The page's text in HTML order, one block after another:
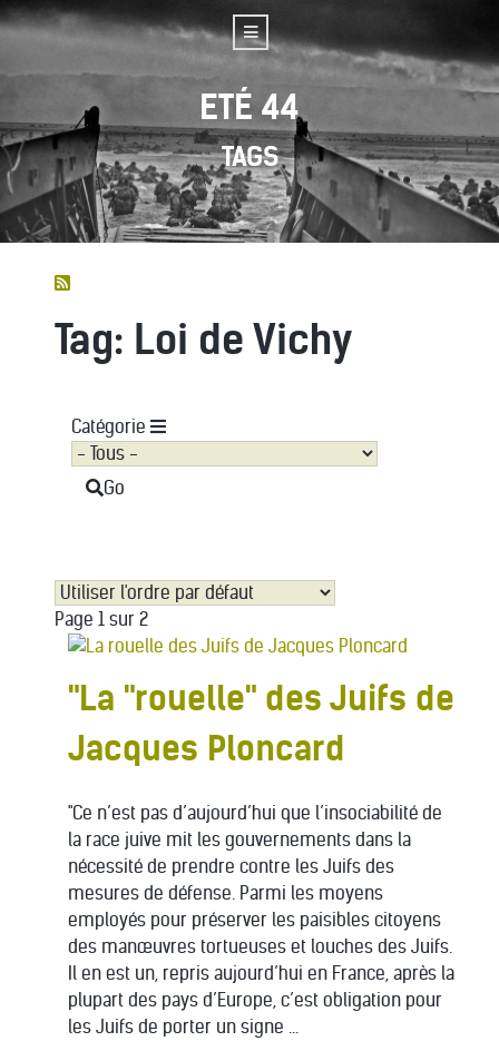
ETÉ 44
TAGS
Tag: Loi de Vichy
Catégorie
Go
Page 1 sur 2
"La "rouelle" des Juifs de
Jacques Ploncard
"Ce n’est pas d’aujourd’hui que l’insociabilité de
la race juive mit les gouvernements dans la
nécessité de prendre contre les Juifs des
mesures de défense. Parmi les moyens
employés pour préserver les paisibles citoyens
des manœuvres tortueuses et louches des Juifs.
Il en est un, repris aujourd’hui en France, après la
plupart des pays d’Europe, c’est obligation pour
les Juifs de porter un signe ...